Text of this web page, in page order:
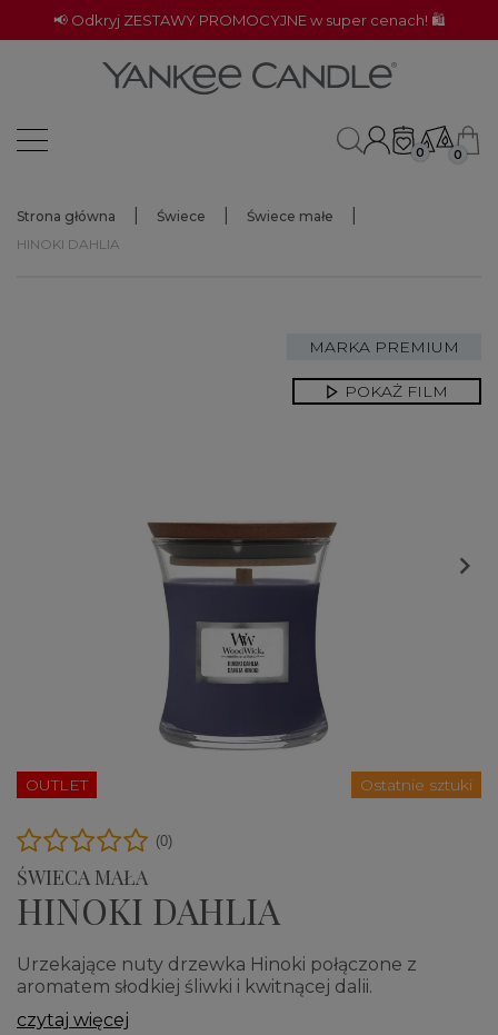
📢 Odkryj ZESTAWY PROMOCYJNE w super cenach! 🛍️
0 0
Strona główna Świece
Świece małe
HINOKI DAHLIA
MARKA PREMIUM

OUTLET Ostatnie sztuki
POKAŻ FILM
ŚWIECA MAŁA
HINOKI DAHLIA
(0)
Urzekające nuty drzewka Hinoki połączone z
aromatem słodkiej śliwki i kwitnącej dalii.
czytaj więcej